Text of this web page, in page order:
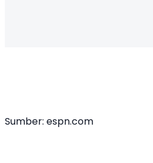
Sumber: espn.com